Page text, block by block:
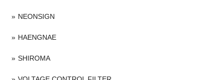
NEONSIGN
HAENGNAE
SHIROMA